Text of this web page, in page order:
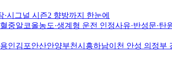
시그널 시즌2 향방까지 한눈에
알코올농도·생계형 운전 인정사유·반성문·탄
김포안산안양부천시흥하남이천 안성 의정